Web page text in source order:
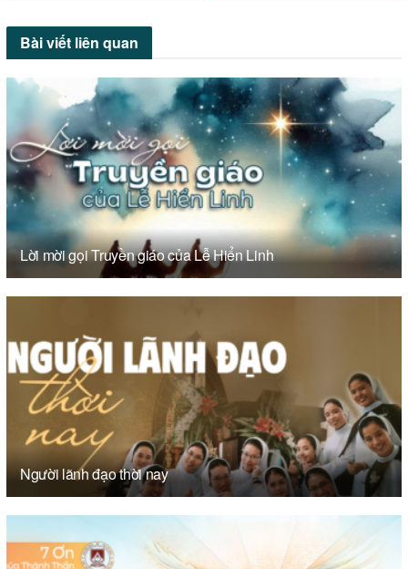
Bài viết liên quan
Lời mời gọi Truyền giáo của Lễ Hiển Linh
Người lãnh đạo thời nay